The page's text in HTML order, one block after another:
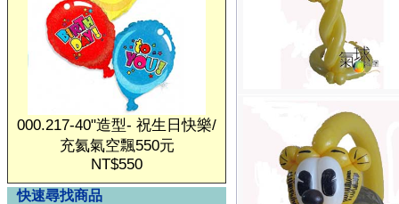
000.217-40"造型- 祝生日快樂/
充氦氣空飄550元
NT$550
快速尋找商品